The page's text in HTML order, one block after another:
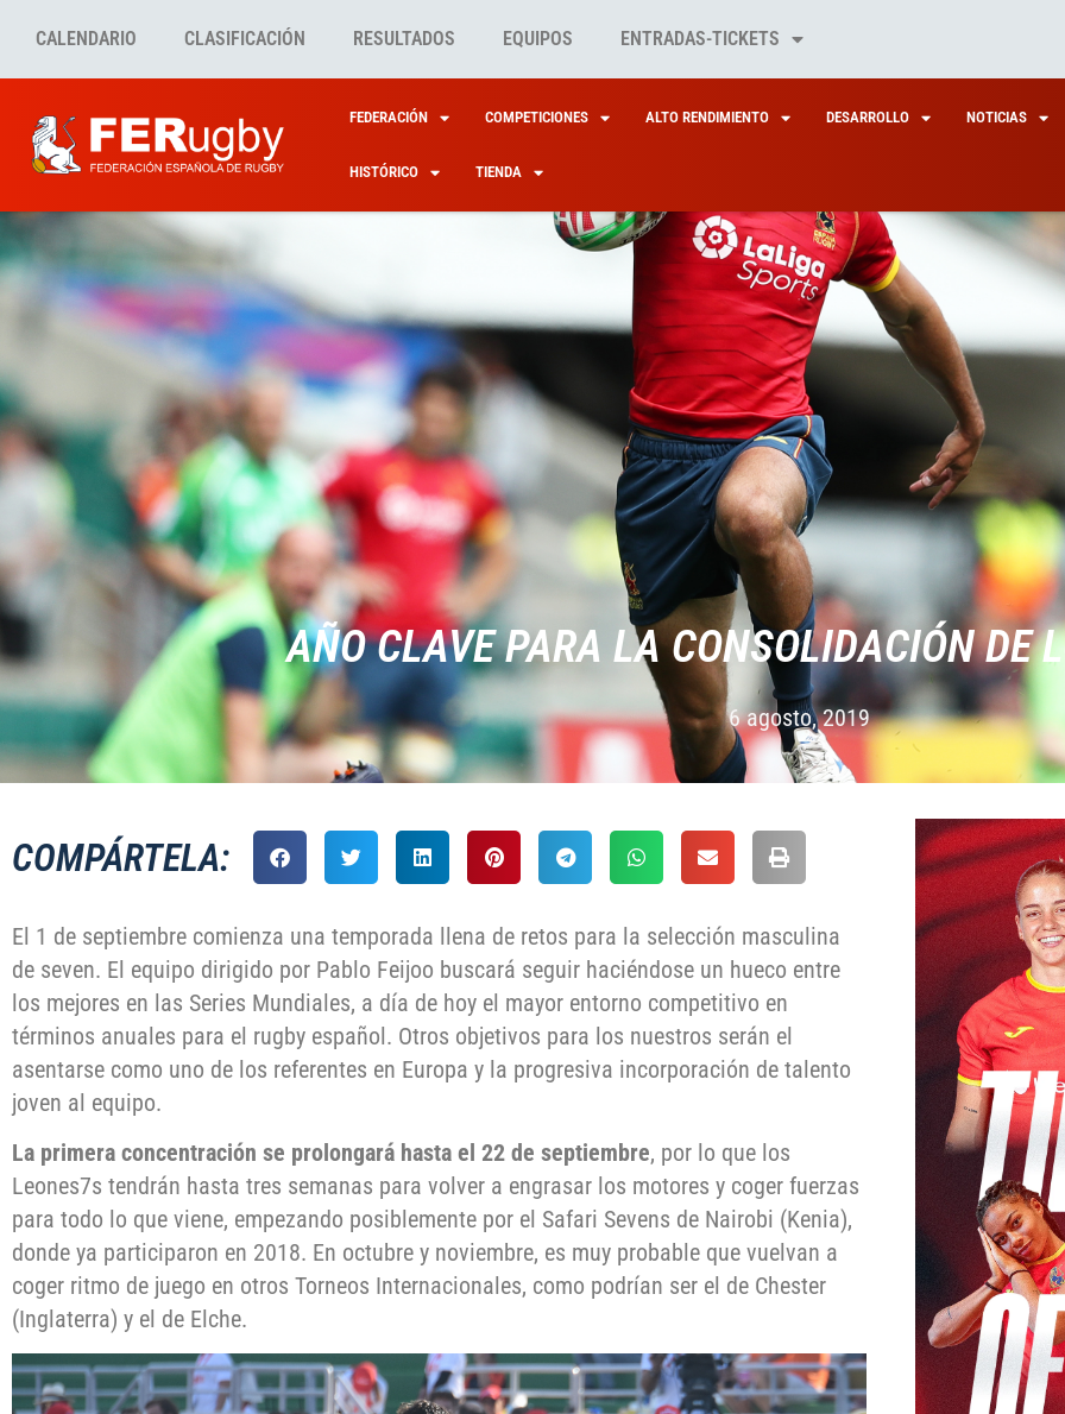
CALENDARIO CLASIFICACIÓN RESULTADOS EQUIPOS ENTRADAS-TICKETS
FEDERACIÓN COMPETICIONES ALTO RENDIMIENTO DESARROLLO NOTICIAS
HISTÓRICO TIENDA
AÑO CLAVE PARA LA CONSOLIDACIÓN DE
6 agosto, 2019
COMPÁRTELA:
El 1 de septiembre comienza una temporada llena de retos para la selección masculina
de seven. El equipo dirigido por Pablo Feijoo buscará seguir haciéndose un hueco entre
los mejores en las Series Mundiales, a día de hoy el mayor entorno competitivo en
términos anuales para el rugby español. Otros objetivos para los nuestros serán el
asentarse como uno de los referentes en Europa y la progresiva incorporación de talento
joven al equipo.
La primera concentración se prolongará hasta el 22 de septiembre, por lo que los
Leones7s tendrán hasta tres semanas para volver a engrasar los motores y coger fuerzas
para todo lo que viene, empezando posiblemente por el Safari Sevens de Nairobi (Kenia),
donde ya participaron en 2018. En octubre y noviembre, es muy probable que vuelvan a
coger ritmo de juego en otros Torneos Internacionales, como podrían ser el de Chester
(Inglaterra) y el de Elche.